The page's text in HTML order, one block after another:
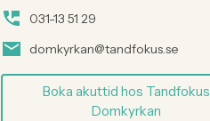
031-13 51 29
domkyrkan@tandfokus.se
Boka akuttid hos Tandfokus
Domkyrkan